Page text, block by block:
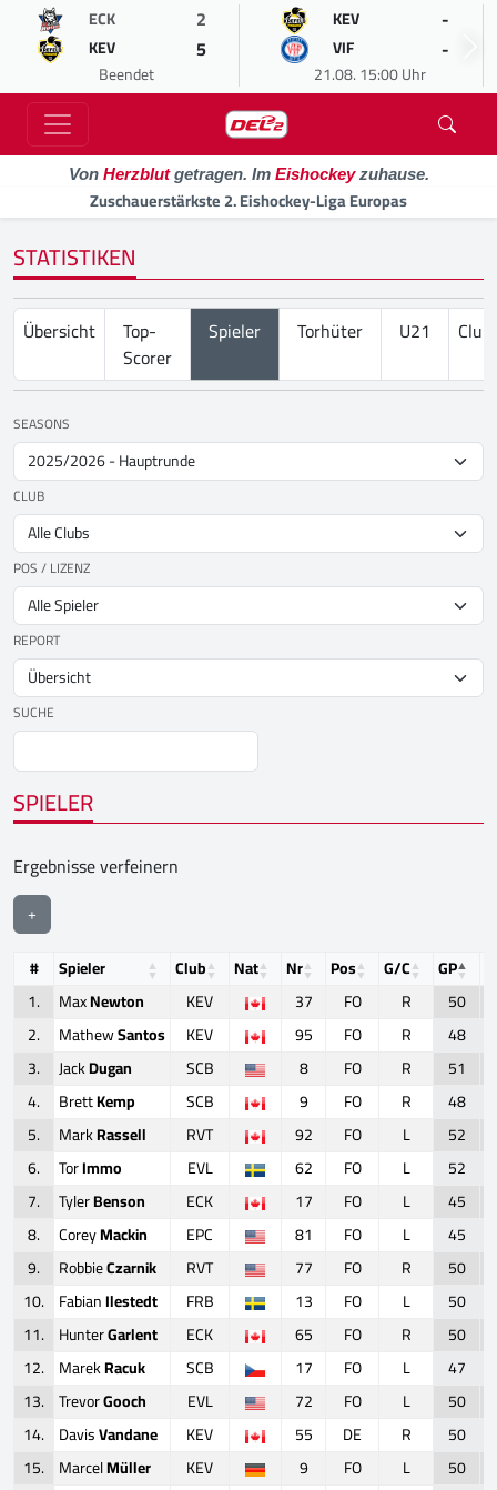
ECK 2
KEV 5
Beendet
KEV -
VIF -
21.08. 15:00 Uhr
Von Herzblutgetragen. Im Eishockeyzuhause.
Zuschauerstärkste 2. Eishockey-Liga Europas
STATISTIKEN
Übersicht
Top-
Scorer
Spieler Torhüter U21
SEASONS
CLUB
POS / LIZENZ
REPORT
SUCHE
SPIELER
Ergebnisse verfeinern
+
#
Spieler Club Nat Nr Pos G/C GP
1.
MaxNewton KEV 37 FO R 50
2.
MathewSantos KEV 95 FO R 48
3.
JackDugan SCB 8 FO R 51
4.
BrettKemp SCB 9 FO R 48
5.
MarkRassell RVT 92 FO L 52
6.
TorImmo EVL 62 FO L 52
7.
TylerBenson ECK 17 FO L 45
8.
CoreyMackin EPC 81 FO L 45
9.
RobbieCzarnik RVT 77 FO R 50
10. FabianIlestedt FRB 13 FO L 50
11. HunterGarlent ECK 65 FO R 50
12. MarekRacuk SCB 17 FO L 47
13. TrevorGooch EVL 72 FO L 50
14. DavisVandane KEV 55 DE R 50
15. MarcelMüller KEV 9 FO L 50